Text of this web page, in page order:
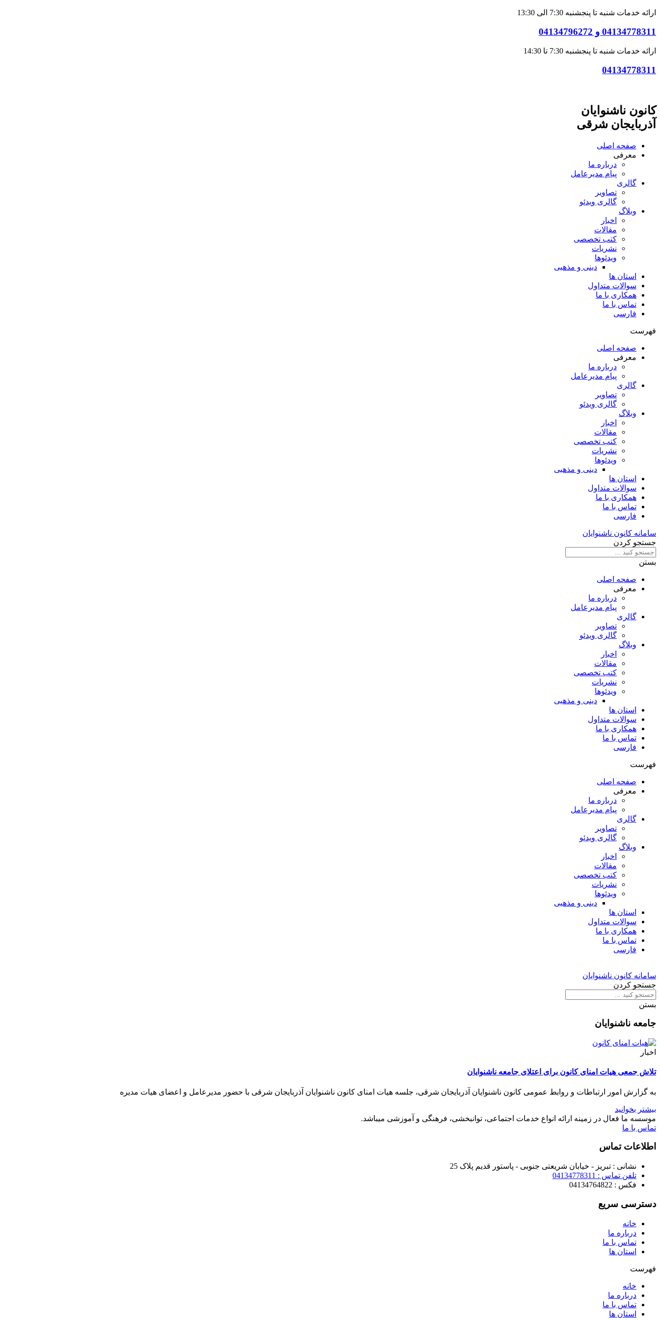
ارائه خدمات شنبه تا پنجشنبه 7:30 الی 13:30
04134778311 و 04134796272
ارائه خدمات شنبه تا پنجشنبه 7:30 تا 14:30
04134778311
کانون ناشنوایان
آذربایجان شرقی
صفحه اصلی
معرفی
درباره ما
پیام مدیرعامل
گالری
تصاویر
گالری ویدئو
وبلاگ
اخبار
مقالات
کتب تخصصی
نشریات
ویدئوها
دینی و مذهبی
استان ها
سوالات متداول
همکاری با ما
تماس با ما
فارسی
فهرست
صفحه اصلی
معرفی
درباره ما
پیام مدیرعامل
گالری
تصاویر
گالری ویدئو
وبلاگ
اخبار
مقالات
کتب تخصصی
نشریات
ویدئوها
دینی و مذهبی
استان ها
سوالات متداول
همکاری با ما
تماس با ما
فارسی
سامانه کانون ناشنوایان
جستجو کردن
بستن
صفحه اصلی
معرفی
درباره ما
پیام مدیرعامل
گالری
تصاویر
گالری ویدئو
وبلاگ
اخبار
مقالات
کتب تخصصی
نشریات
ویدئوها
دینی و مذهبی
استان ها
سوالات متداول
همکاری با ما
تماس با ما
فارسی
فهرست
صفحه اصلی
معرفی
درباره ما
پیام مدیرعامل
گالری
تصاویر
گالری ویدئو
وبلاگ
اخبار
مقالات
کتب تخصصی
نشریات
ویدئوها
دینی و مذهبی
استان ها
سوالات متداول
همکاری با ما
تماس با ما
فارسی
سامانه کانون ناشنوایان
جستجو کردن
بستن
جامعه ناشنوایان
اخبار
تلاش جمعی هیات امنای کانون برای اعتلای جامعه ناشنوایان
به گزارش امور ارتباطات و روابط عمومی کانون ناشنوایان آذربایجان شرقی، جلسه هیات امنای کانون ناشنوایان آذربایجان شرقی با حضور مدیرعامل و اعضای هیات مدیره
بیشتر بخوانید
موسسه ما فعال در زمینه ارائه انواع خدمات اجتماعی، توانبخشی، فرهنگی و آموزشی میباشد.
تماس با ما
اطلاعات تماس
نشانی : تبریز - خیابان شریعتی جنوبی - پاستور قدیم پلاک 25
تلفن تماس : 04134778311
فکس : 04134764822
دسترسی سریع
خانه
درباره ما
تماس با ما
استان ها
فهرست
خانه
درباره ما
تماس با ما
استان ها